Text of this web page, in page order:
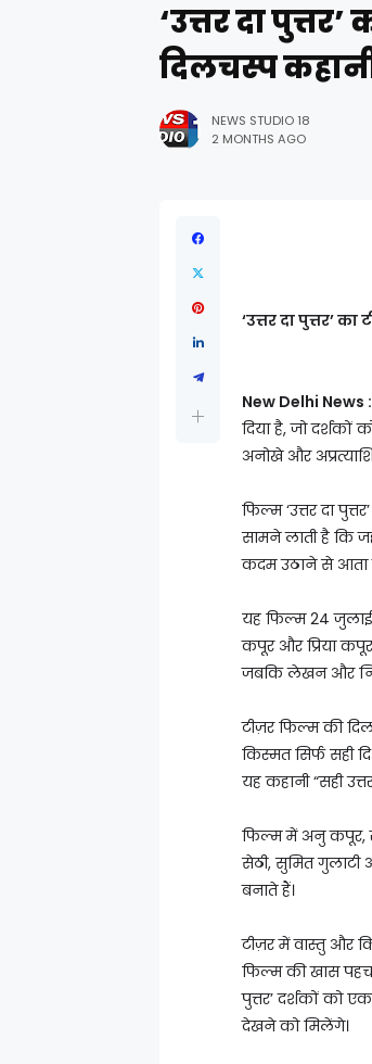
‘उत्तर दा
दिलचस्प
NEWS STUDIO 18
2 MONTHS AGO
‘उत्तर दा पुत्तर’
New Delhi News :
दिया है, जो दर्शकों
अनोखे और
फिल्म ‘उत्तर दा
सामने लाती है कि
कदम उठाने से आता
यह फिल्म 24 जुलाई
कपूर और प्रिया
जबकि लेखन और
टीज़र फिल्म की
किस्मत सिर्फ सही
यह कहानी “सही
फिल्म में अनु कपूर,
सेठी, सुमित गुलाटी
बनाते हैं।
टीज़र में वास्तु और
फिल्म की खास
पुत्तर’ दर्शकों को
देखने को मिलेंगे।